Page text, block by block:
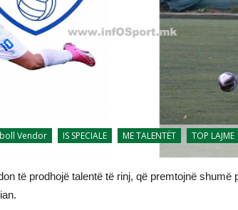
Vendor IS SPECIALE ME TALENTËT TOP LAJME
të prodhojë talentë të rinj, që premtojnë